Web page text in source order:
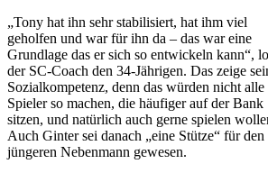
„Tony hat ihn sehr stabilisiert, hat ihm viel
geholfen und war für ihn da – das war eine
Grundlage das er sich so entwickeln kann“,
der SC-Coach den 34-Jährigen. Das zeige
Sozialkompetenz, denn das würden nicht alle
Spieler so machen, die häufiger auf der Bank
sitzen, und natürlich auch gerne spielen
Auch Ginter sei danach „eine Stütze“ für den
jüngeren Nebenmann gewesen.